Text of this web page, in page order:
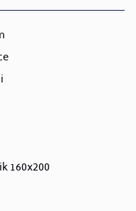
160x200